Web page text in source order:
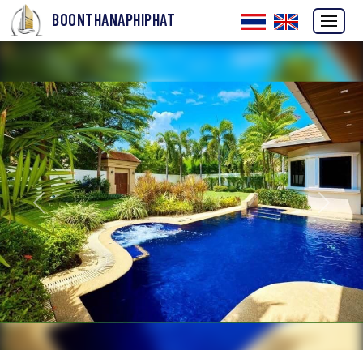
BOONTHANAPHIPHAT
ก่อนหน้า ถัดไป